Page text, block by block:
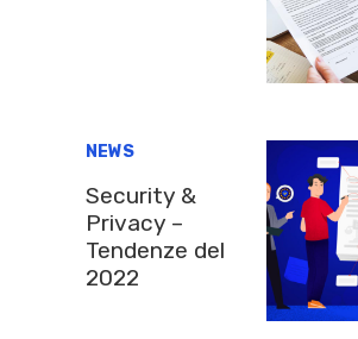
NEWS
Security &
Privacy –
Tendenze del
2022